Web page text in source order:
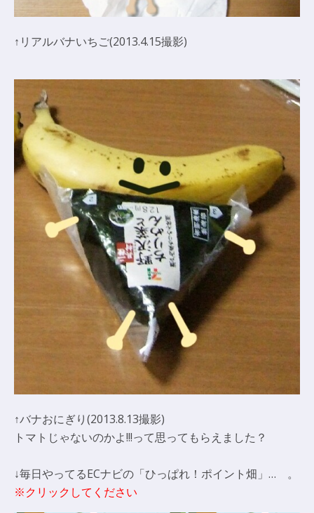
↑リアルバナいちご(2013.4.15撮影)
↑バナおにぎり(2013.8.13撮影)
トマトじゃないのかよ!!!って思ってもらえました？
↓毎日やってるECナビの「ひっぱれ！ポイント畑」… 。
※クリックしてください